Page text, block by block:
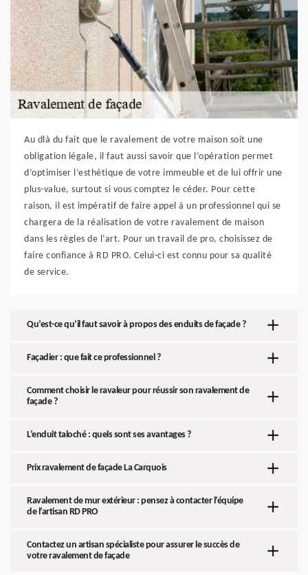
Au dlà du fait que le ravalement de votre maison soit une
obligation légale, il faut aussi savoir que l’opération permet
d’optimiser l’esthétique de votre immeuble et de lui offrir une
plus-value, surtout si vous comptez le céder. Pour cette
raison, il est impératif de faire appel à un professionnel qui se
chargera de la réalisation de votre ravalement de maison
dans les règles de l’art. Pour un travail de pro, choisissez de
faire confiance à RD PRO. Celui-ci est connu pour sa qualité
de service.
Qu’est-ce qu’il faut savoir à propos des enduits de façade ?
Façadier : que fait ce professionnel ?
Comment choisir le ravaleur pour réussir son ravalement de
façade ?
L’enduit taloché : quels sont ses avantages ?
Prix ravalement de façade La Carquois
Ravalement de mur extérieur : pensez à contacter l’équipe
de l’artisan RD PRO
Contactez un artisan spécialiste pour assurer le succès de
votre ravalement de façade